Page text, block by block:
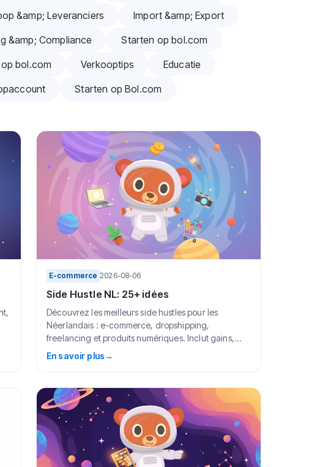
&amp; Leveranciers
Import &amp; Export
&amp; Compliance
Starten op bol.com
bol.com Verkooptips
Educatie
Starten op Bol.com
E-commerce 2026-08-06
Side Hustle NL: 25+ idées
Découvrez les meilleurs side hustles pour les
Néerlandais : e-commerce, dropshipping,
freelancing et produits numériques. Inclut gains,
temps de dé...
En savoir plus→